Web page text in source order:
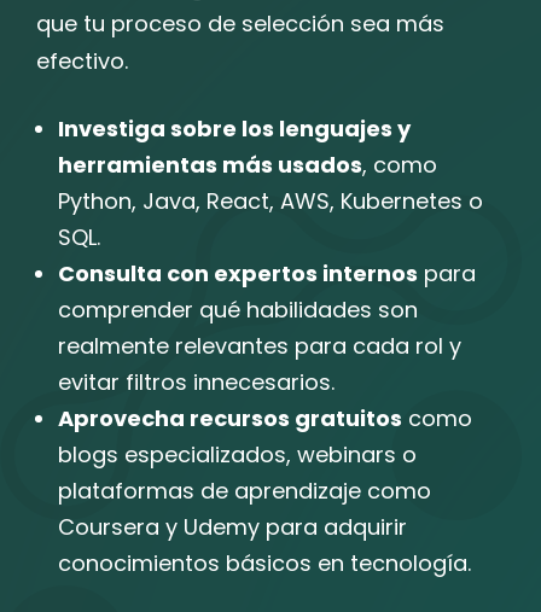
que tu proceso de selección sea más
efectivo.
Investiga sobre los lenguajes y
herramientas más usados, como
Python, Java, React, AWS, Kubernetes o
SQL.
Consulta con expertos internos para
comprender qué habilidades son
realmente relevantes para cada rol y
evitar filtros innecesarios.
Aprovecha recursos gratuitos como
blogs especializados, webinars o
plataformas de aprendizaje como
Coursera y Udemy para adquirir
conocimientos básicos en tecnología.